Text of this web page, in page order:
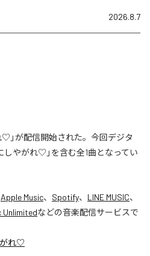
2026.8.7
♡」が配信開始された。今回デジタ
しやがれ♡」を含む全1曲となってい
Apple Music、 Spotify、 LINE MUSIC、
Unlimitedなどの音楽配信サービスで
れ♡